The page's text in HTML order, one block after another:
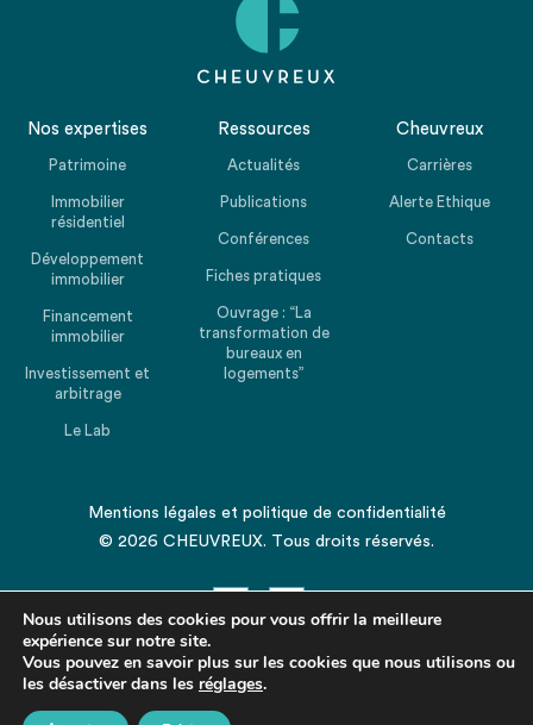
Nos expertises
Patrimoine
Immobilier
résidentiel
Développement
immobilier
Financement
immobilier
Investissement et
arbitrage
Le Lab
Ressources
Actualités
Publications
Conférences
Fiches pratiques
Ouvrage : “La
transformation de
bureaux en
logements”
Cheuvreux
Carrières
Alerte Ethique
Contacts
Mentions légales et politique de confidentialité
© 2026 CHEUVREUX. Tous droits réservés.
Revenir en haut de la page
Nous utilisons des cookies pour vous offrir la meilleure
expérience sur notre site.
Vous pouvez en savoir plus sur les cookies que nous utilisons ou
les désactiver dans les réglages.